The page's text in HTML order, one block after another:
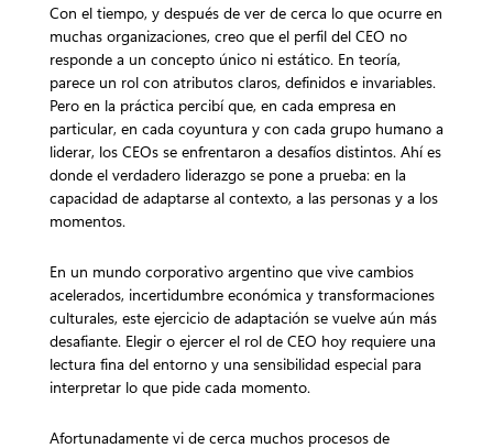
Con el tiempo, y después de ver de cerca lo que ocurre en
muchas organizaciones, creo que el perfil del CEO no
responde a un concepto único ni estático. En teoría,
parece un rol con atributos claros, definidos e invariables.
Pero en la práctica percibí que, en cada empresa en
particular, en cada coyuntura y con cada grupo humano a
liderar, los CEOs se enfrentaron a desafíos distintos. Ahí es
donde el verdadero liderazgo se pone a prueba: en la
capacidad de adaptarse al contexto, a las personas y a los
momentos.
En un mundo corporativo argentino que vive cambios
acelerados, incertidumbre económica y transformaciones
culturales, este ejercicio de adaptación se vuelve aún más
desafiante. Elegir o ejercer el rol de CEO hoy requiere una
lectura fina del entorno y una sensibilidad especial para
interpretar lo que pide cada momento.
Afortunadamente vi de cerca muchos procesos de